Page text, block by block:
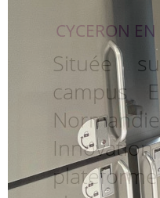
CYCERON
Située
campus